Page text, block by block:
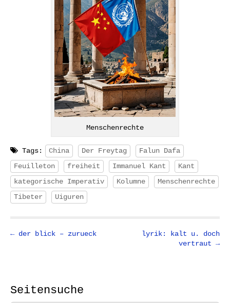
Menschenrechte
Tags: China Der Freytag
Falun Dafa
Feuilleton
freiheit Immanuel Kant
Kant
kategorische Imperativ
Kolumne
Menschenrechte
Tibeter
Uiguren
P
n
← der blick – zurueck
lyrik: kalt u. doch
vertraut →
Seitensuche